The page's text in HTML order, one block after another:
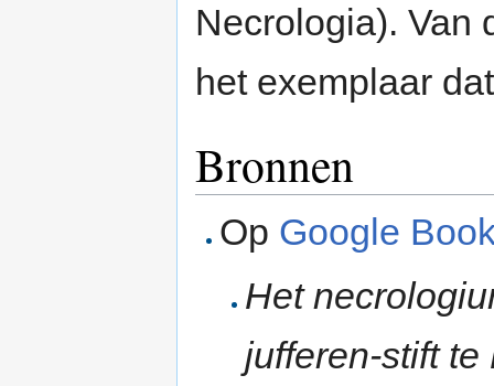
Necrologia). Van
het exemplaar
Bronnen
Op Google
Het
jufferen-stift